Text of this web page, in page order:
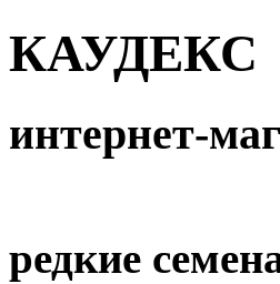
КАУДЕКС
интернет-
редкие